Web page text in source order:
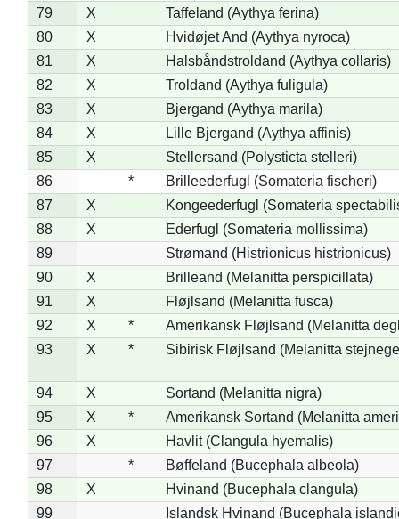
79
X
Taffeland (Aythya ferina)
80
X
Hvidøjet And (Aythya nyroca)
81
X
Halsbåndstroldand (Aythya collaris)
82
X
Troldand (Aythya fuligula)
83
X
Bjergand (Aythya marila)
84
X
Lille Bjergand (Aythya affinis)
85
X
Stellersand (Polysticta stelleri)
86
*
Brilleederfugl (Somateria fischeri)
87
X
Kongeederfugl (Somateria
88
X
Ederfugl (Somateria mollissima)
89
Strømand (Histrionicus histrionicus)
90
X
Brilleand (Melanitta perspicillata)
91
X
Fløjlsand (Melanitta fusca)
92
X *
Amerikansk Fløjlsand (Melanitta
93
X * Sibirisk Fløjlsand (Melanitta
94 X
Sortand (Melanitta nigra)
95
X *
Amerikansk Sortand (Melanitta
96
X
Havlit (Clangula hyemalis)
97
*
Bøffeland (Bucephala albeola)
98
X
Hvinand (Bucephala clangula)
99
Islandsk Hvinand (Bucephala